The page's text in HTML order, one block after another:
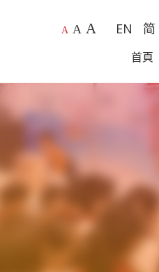
A A A EN 简
首頁